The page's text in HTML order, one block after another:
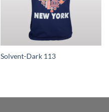
Solvent-Dark 113